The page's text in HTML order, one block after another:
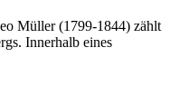
Müller (1799-1844) zählt
Innerhalb eines